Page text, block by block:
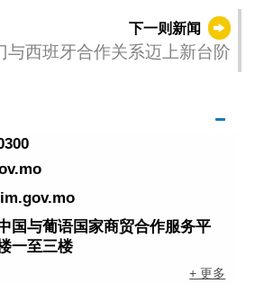
下一则新闻
与西班牙合作关系迈上新台阶
国与葡语国家商贸合作服务平
一至三楼
+ 更多